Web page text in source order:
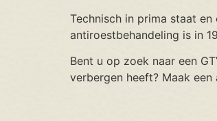
Technisch in prima staat
antiroestbehandeling is in
Bent u op zoek naar een
verbergen heeft? Maak